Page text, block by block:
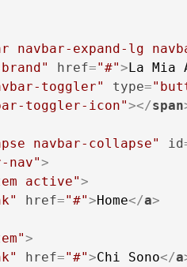
navbar-expand-lg
href="#">La Mia
toggler" type=
toggler-icon"></span
navbar-collapse" id
nav">
active">
href="#">Home</a>
>
href="#">Chi Sono</a